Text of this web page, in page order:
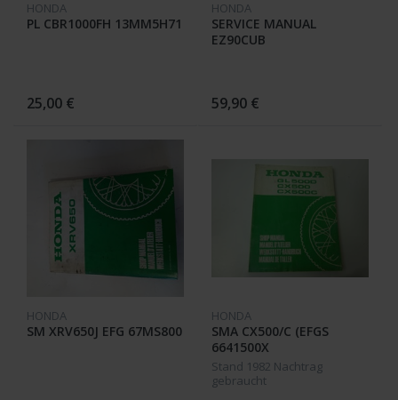
HONDA
PL CBR1000FH 13MM5H71
25,00 €
HONDA
SERVICE MANUAL
EZ90CUB
59,90 €
HONDA
SM XRV650J EFG 67MS800
HONDA
SMA CX500/C (EFGS
6641500X
Stand 1982 Nachtrag
gebraucht